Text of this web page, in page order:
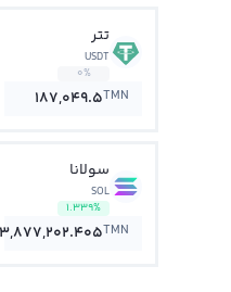
تتر
USDT
0%
187,049.5TMN
سولانا
SOL
1.339%
TMN